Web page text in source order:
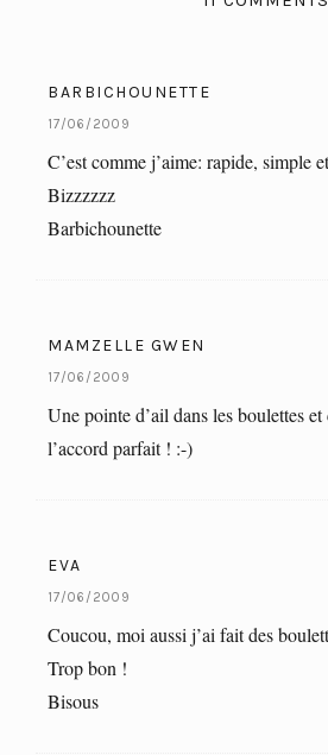
BARBICHOUNETTE
17/06/2009
C’est comme j’aime: rapide, simple
Bizzzzzz
Barbichounette
MAMZELLE GWEN
17/06/2009
Une pointe d’ail dans les boulettes et
l’accord parfait ! :-)
EVA
17/06/2009
Coucou, moi aussi j’ai fait des
Trop bon !
Bisous